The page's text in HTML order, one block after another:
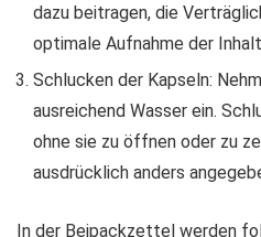
dazu beitragen, die
optimale Aufnahme der
Schlucken der Kapseln:
ausreichend Wasser ein.
ohne sie zu öffnen oder zu
ausdrücklich anders
In der Beipackzettel werden